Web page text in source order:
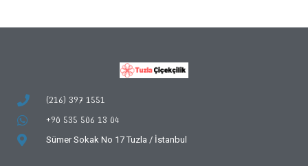
(216) 397 1551
+90 535 506 13 04
Sümer Sokak No 17 Tuzla / İstanbul